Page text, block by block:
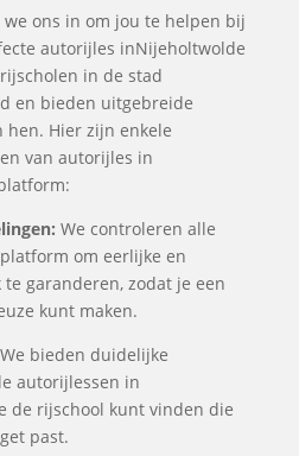
ons in om jou te helpen bij
autorijles inNijeholtwolde
in de stad
en bieden uitgebreide
hen. Hier zijn enkele
van autorijles in
We controleren alle
om eerlijke en
garanderen, zodat je een
kunt maken.
We bieden duidelijke
autorijlessen in
de rijschool kunt vinden die
past.